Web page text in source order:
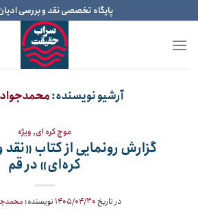
to
content
پایگاه تخصصی نقد و بررسی
آرشیو نویسنده:
موج کره ای,ویژه
گزارش رونمایی از کتاب
کره‌ای» در قم
در تاریخ ۱۴۰۵/۰۴/۳۰ نویسنده: